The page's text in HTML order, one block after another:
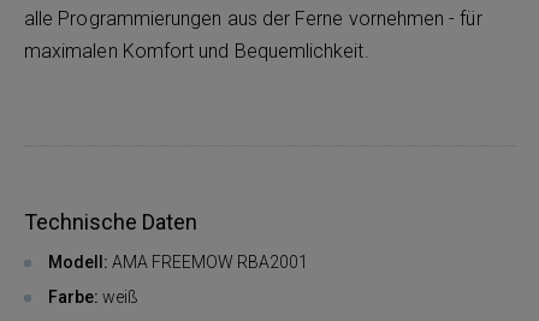
alle Programmierungen aus der Ferne vornehmen - für
maximalen Komfort und Bequemlichkeit.
Technische Daten
Modell: AMA FREEMOW RBA2001
Farbe: weiß